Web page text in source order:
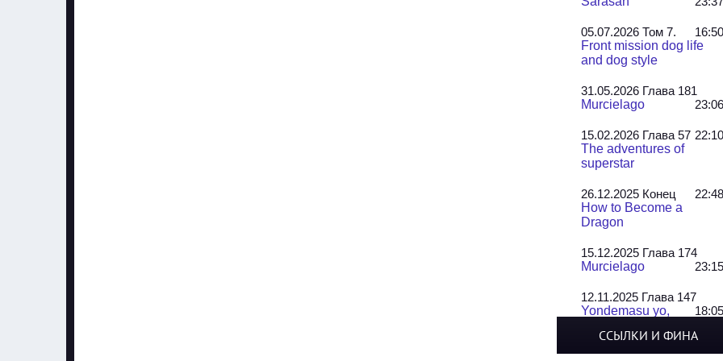
05.07.2026 Том 7.
16:50
Front mission dog life
and dog style
31.05.2026 Глава 181
23:06
Murcielago
15.02.2026 Глава 57 22:10
The adventures of
superstar
26.12.2025 Конец
22:48
How to Become a
Dragon
15.12.2025 Глава 174
23:15
Murcielago
12.11.2025 Глава 147
18:05
Yondemasu yo,
22.10.2025 Главы 17-19
ССЫЛКИ И ФИНА